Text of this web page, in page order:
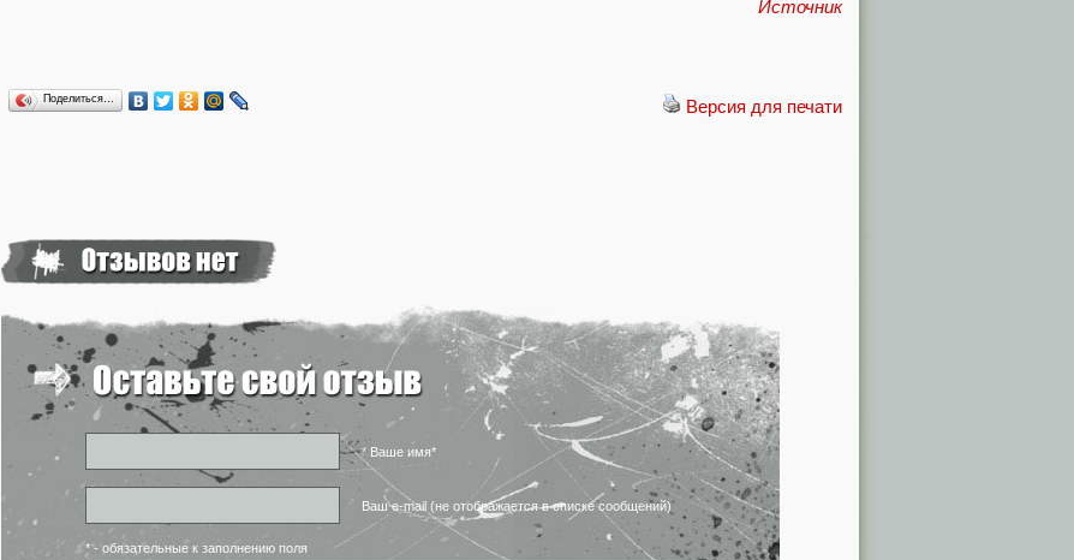
Источник
Версия для печати
Поделиться…
* Ваше имя*
Ваш e-mail (не отображается в списке сообщений)
* - обязательные к заполнению поля